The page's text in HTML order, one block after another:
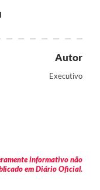
Autor
Executivo
informativo não
em Diário Oficial.